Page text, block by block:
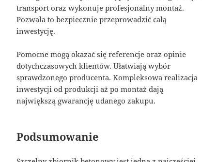
transport oraz wykonuje profesjonalny montaż.
Pozwala to bezpiecznie przeprowadzić całą
inwestycję.
Pomocne mogą okazać się referencje oraz opinie
dotychczasowych klientów. Ułatwiają wybór
sprawdzonego producenta. Kompleksowa realizacja
inwestycji od produkcji aż po montaż dają
największą gwarancję udanego zakupu.
Podsumowanie